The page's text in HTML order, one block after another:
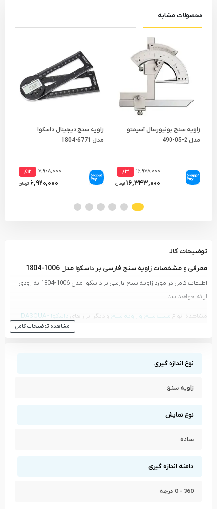
محصولات مشابه
زاویه سنج یونیورسال آسیمتو
مدل 2-05-490
۱۶,۹۷۸,۰۰۰ ٪۳
۱۶,۳۴۳,۰۰۰ تومان
زاویه سنج دیجیتال داسکوا
مدل 6771-1804
۷,۹۰۸,۰۰۰ ٪۱۲
۶,۹۲۰,۰۰۰ تومان
توضیحات کالا
معرفی و مشخصات زاویه سنج فارسی بر داسکوا مدل 1006-1804
اطلاعات کامل در مورد زاویه سنج فارسی بر داسکوا مدل 1006-1804 به زودی
ارائه خواهد شد.
مشاهده انواع شیب سنج و زاویه سنج و دیگر ابزار هایداسکوا - DASQUA
شیب سنج و زاویه سنجمشاهده توضیحات کامل
نوع اندازه گیری
زاویه سنج
نوع نمایش
ساده
دامنه اندازه گیری
360 - 0 درجه